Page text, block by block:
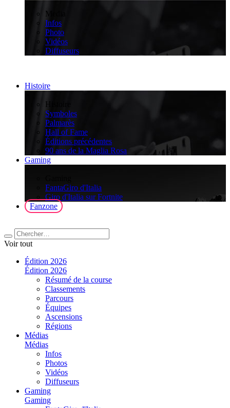
Media
Infos
Photo
Vidéos
Diffuseurs
Histoire
Histoire
Symboles
Palmarès
Hall of Fame
Éditions précédentes
90 ans de la Maglia Rosa
Gaming
FantaGiro d'Italia
Giro d'Italia sur Fortnite
Fanzone
Voir tout
Édition 2026
Édition 2026
Résumé de la course
Classements
Parcours
Équipes
Ascensions
Régions
Médias
Médias
Infos
Photos
Vidéos
Diffuseurs
Gaming
Gaming